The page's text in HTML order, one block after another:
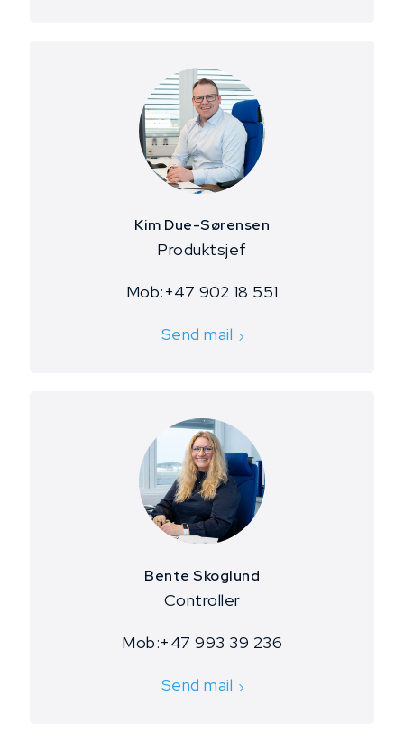
Kim Due-Sørensen
​Produktsjef
​Mob:+47 902 18 551
Send mail
Bente Skoglund
Controller
​Mob:+47 993 39 236
Send mail